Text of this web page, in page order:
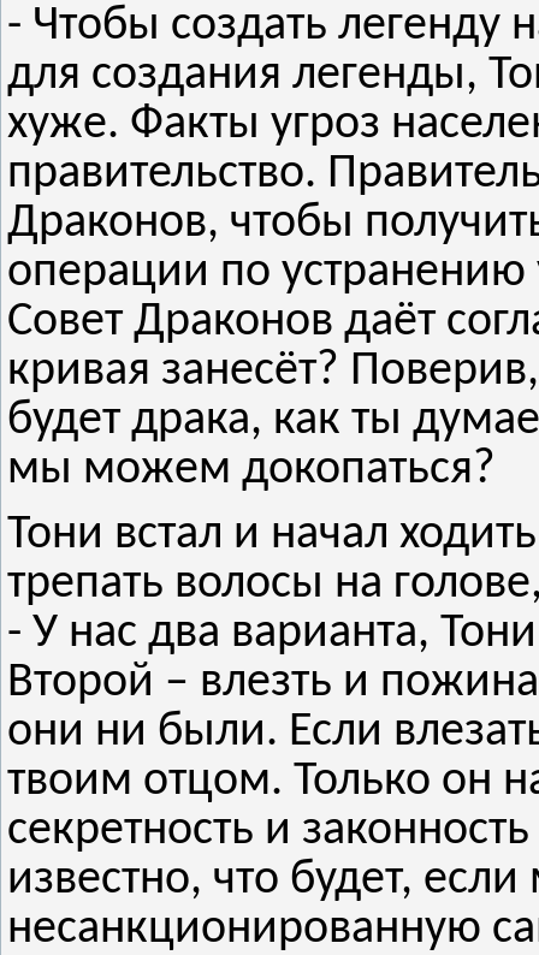
- Чтобы создать легенду
для создания легенды,
хуже. Факты угроз
правительство.
Драконов, чтобы
операции по
Совет Драконов даёт
кривая занесёт?
будет драка, как ты
мы можем докопаться?
Тони встал и начал
трепать волосы на
- У нас два варианта,
Второй – влезть и
они ни были. Если
твоим отцом. Только он
секретность и
известно, что будет,
несанкционированную